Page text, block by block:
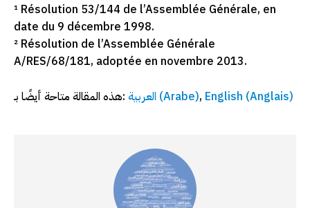
¹ Résolution 53/144 de l’Assemblée Générale, en
date du 9 décembre 1998.
² Résolution de l’Assemblée Générale
A/RES/68/181, adoptée en novembre 2013.
هذه المقالة متاحة أيضًا بـ: العربية (Arabe) English (Anglais)